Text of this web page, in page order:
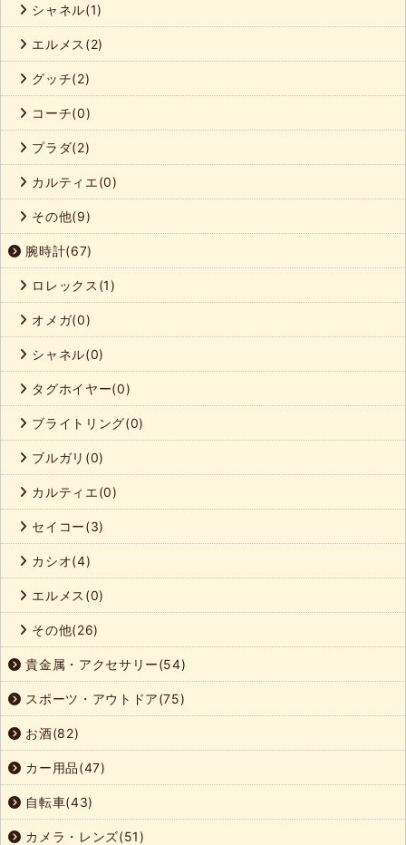
シャネル(1)
エルメス(2)
グッチ(2)
コーチ(0)
プラダ(2)
カルティエ(0)
その他(9)
腕時計(67)
ロレックス(1)
オメガ(0)
シャネル(0)
タグホイヤー(0)
ブライトリング(0)
ブルガリ(0)
カルティエ(0)
セイコー(3)
カシオ(4)
エルメス(0)
その他(26)
貴金属・アクセサリー(54)
スポーツ・アウトドア(75)
お酒(82)
カー用品(47)
自転車(43)
カメラ・レンズ(51)